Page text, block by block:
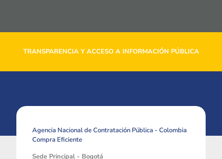
TRANSPARENCIA Y ACCESO A INFORMACIÓN PÚBLICA
Agencia Nacional de Contratación Pública - Colombia
Compra Eficiente
Sede Principal - Bogotá